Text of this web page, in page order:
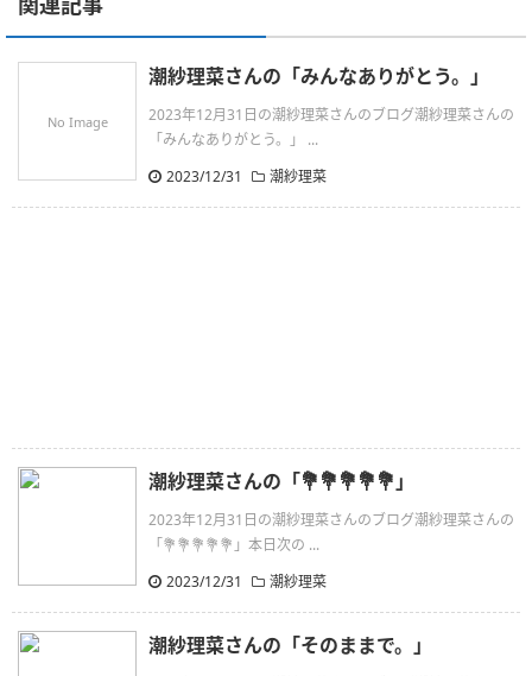
No Image
潮紗理菜さんの「みんなありがとう。」
2023年12月31日の潮紗理菜さんのブログ潮紗理菜さんの
「みんなありがとう。」 ...
2023/12/31
潮紗理菜
潮紗理菜さんの「💐💐💐💐💐」
2023年12月31日の潮紗理菜さんのブログ潮紗理菜さんの
「💐💐💐💐💐」本日次の ...
2023/12/31
潮紗理菜
潮紗理菜さんの「そのままで。」